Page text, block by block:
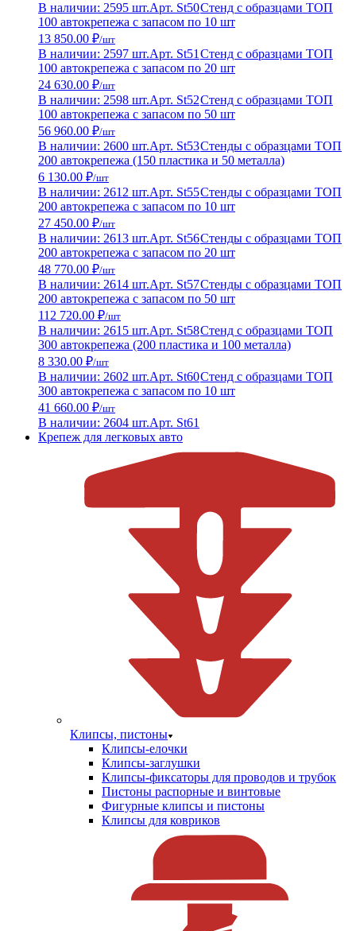
В наличии: 2595 шт.Арт. St50Стенд с образцами ТОП
100 автокрепежа с запасом по 10 шт
13 850.00 ₽/шт
В наличии: 2597 шт.Арт. St51 Стенд с образцами ТОП
100 автокрепежа с запасом по 20 шт
24 630.00 ₽/шт
В наличии: 2598 шт.Арт. St52Стенд с образцами ТОП
100 автокрепежа с запасом по 50 шт
56 960.00 ₽/шт
В наличии: 2600 шт.Арт. St53Стенды с образцами ТОП
200 автокрепежа (150 пластика и 50 металла)
6 130.00 ₽/шт
В наличии: 2612 шт.Арт. St55Стенды с образцами ТОП
200 автокрепежа с запасом по 10 шт
27 450.00 ₽/шт
В наличии: 2613 шт.Арт. St56Стенды с образцами ТОП
200 автокрепежа с запасом по 20 шт
48 770.00 ₽/шт
В наличии: 2614 шт.Арт. St57Стенды с образцами ТОП
200 автокрепежа с запасом по 50 шт
112 720.00 ₽/шт
В наличии: 2615 шт.Арт. St58Стенд с образцами ТОП
300 автокрепежа (200 пластика и 100 металла)
8 330.00 ₽/шт
В наличии: 2602 шт.Арт. St60Стенд с образцами ТОП
300 автокрепежа с запасом по 10 шт
41 660.00 ₽/шт
В наличии: 2604 шт.Арт. St61
Крепеж для легковых авто
Клипсы, пистоны
Клипсы-елочки
Клипсы-заглушки
Клипсы-фиксаторы для проводов и трубок
Пистоны распорные и винтовые
Фигурные клипсы и пистоны
Клипсы для ковриков